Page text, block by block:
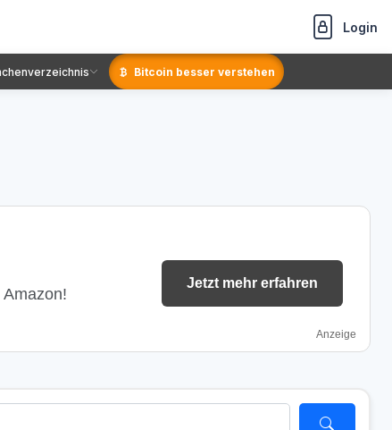
Login
Bitcoin besser verstehen
Jetzt mehr erfahren
Anzeige